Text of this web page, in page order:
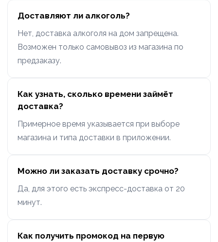
Доставляют ли алкоголь?
Нет, доставка алкоголя на дом запрещена.
Возможен только самовывоз из магазина по
предзаказу.
Как узнать, сколько времени займёт
доставка?
Примерное время указывается при выборе
магазина и типа доставки в приложении.
Можно ли заказать доставку срочно?
Да, для этого есть экспресс-доставка от 20
минут.
Как получить промокод на первую